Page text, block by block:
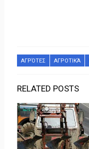
ΑΓΡΌΤΕΣ ΑΓΡΟΤΙΚΆ
RELATED POSTS